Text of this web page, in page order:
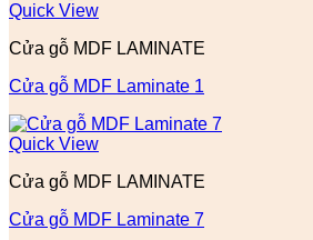
Quick View
Cửa gỗ MDF LAMINATE
Cửa gỗ MDF Laminate 1
Quick View
Cửa gỗ MDF LAMINATE
Cửa gỗ MDF Laminate 7